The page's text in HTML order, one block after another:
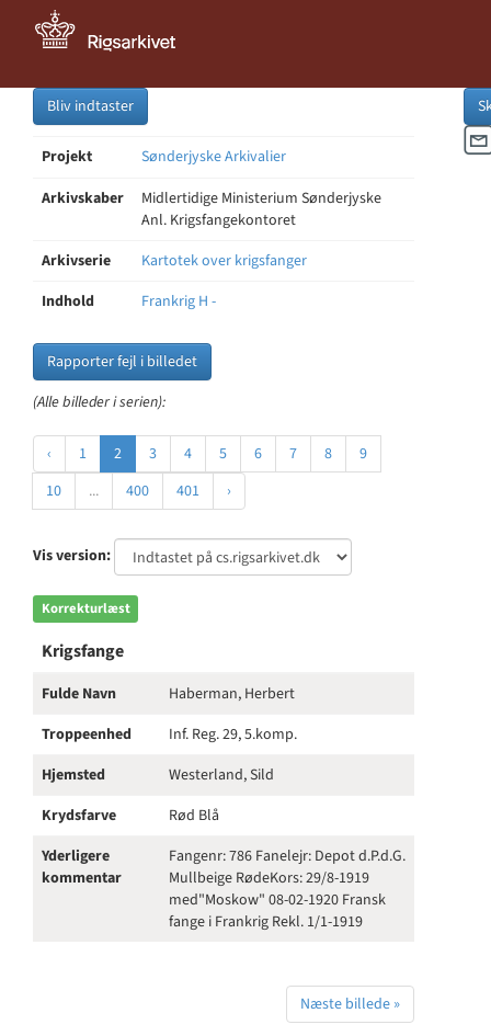
Bliv indtaster
Projekt
Sønderjyske Arkivalier
Arkivskaber
Midlertidige Ministerium Sønderjyske
Anl. Krigsfangekontoret
Arkivserie
Kartotek over krigsfanger
Indhold
Frankrig H -
Rapporter fejl i billedet
(Alle billeder i serien):
‹ 1 2 3 4 5 6 7 8
9
10
... 400 401 ›
Vis version:
Korrekturlæst
Krigsfange
Fulde Navn
Haberman, Herbert
Troppeenhed
Inf. Reg. 29, 5.komp.
Hjemsted
Westerland, Sild
Krydsfarve
Rød Blå
Yderligere
kommentar
Fangenr: 786 Fanelejr: Depot d.P.d.G.
Mullbeige RødeKors: 29/8-1919
med"Moskow" 08-02-1920 Fransk
fange i Frankrig Rekl. 1/1-1919
Næste billede »